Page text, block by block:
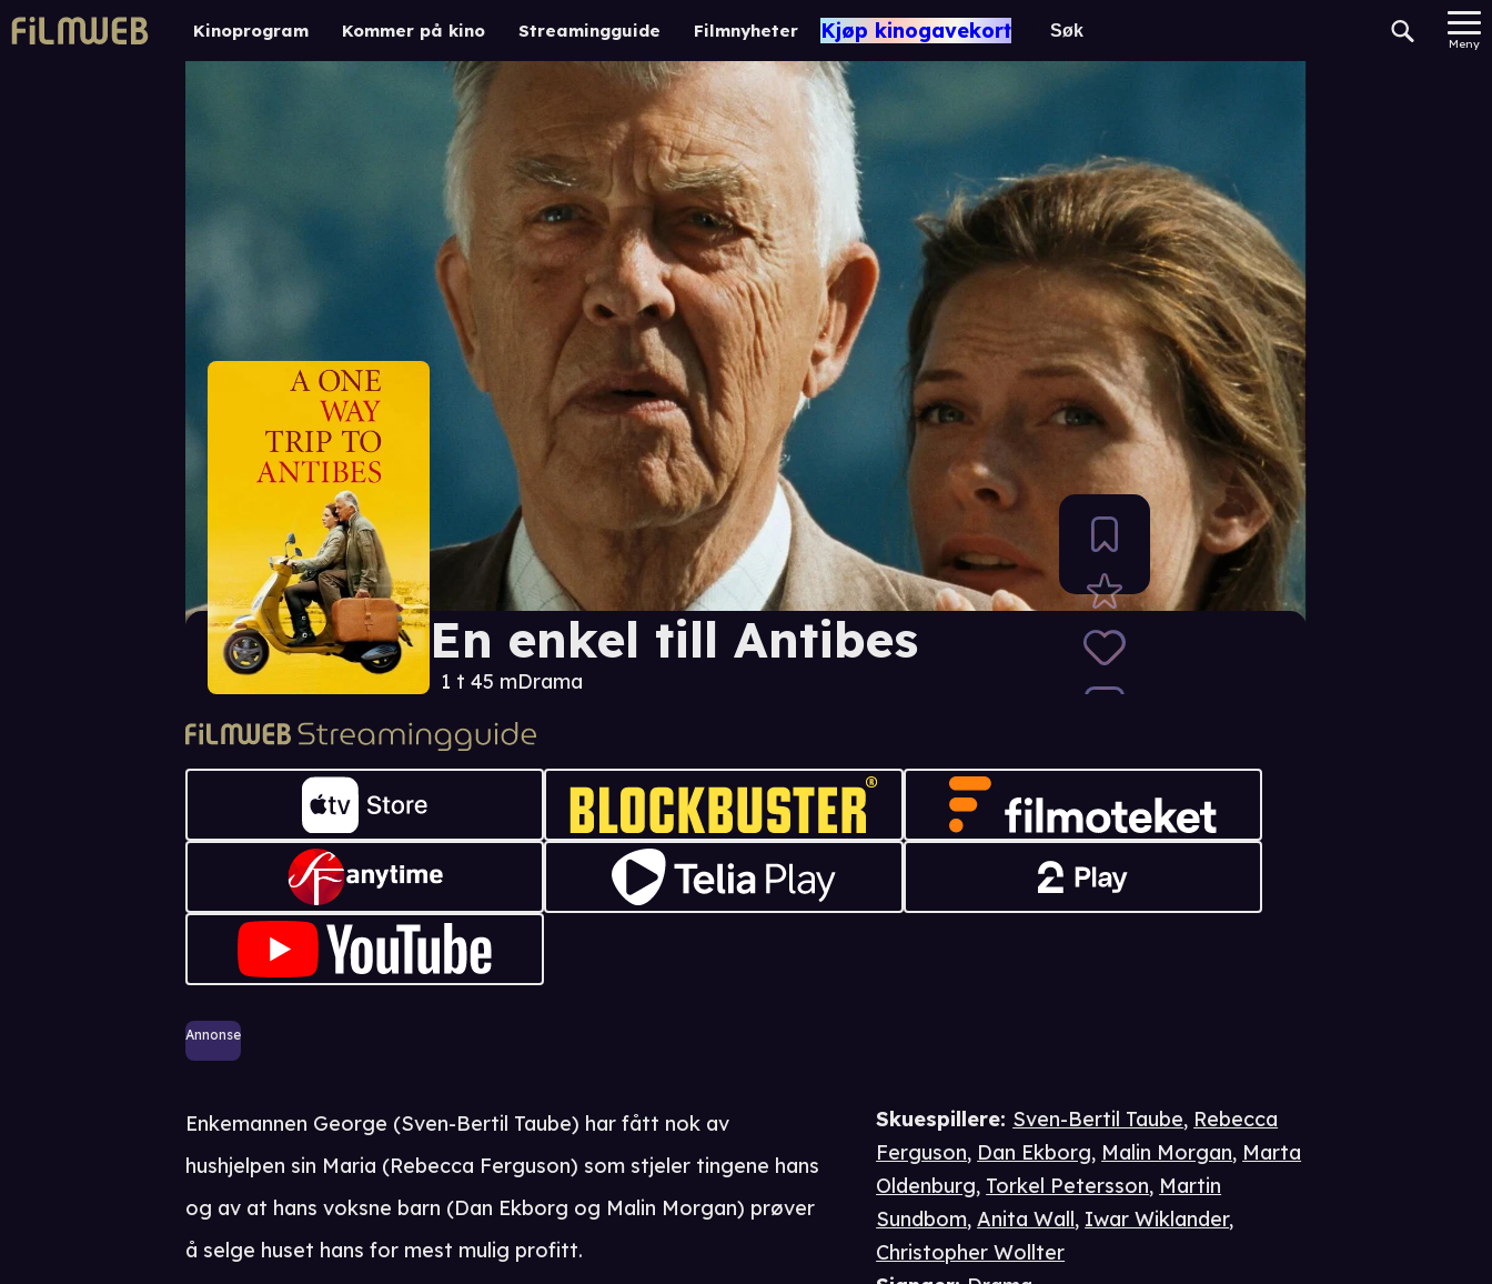
Kinoprogram Kommer på kino Streamingguide Filmnyheter Kjøp kinogavekort
Meny
En enkel till Antibes
1 t 45 mDrama
Annonse
Skuespillere: Sven-Bertil Taube, Rebecca
Ferguson, Dan Ekborg, Malin Morgan, Marta
Oldenburg, Torkel Petersson, Martin
Sundbom,Anita Wall, Iwar Wiklander,
Christopher Wollter
Enkemannen George (Sven-Bertil Taube) har fått nok av
hushjelpen sin Maria (Rebecca Ferguson) som stjeler tingene hans
og av at hans voksne barn (Dan Ekborg og Malin Morgan) prøver
å selge huset hans for mest mulig profitt.